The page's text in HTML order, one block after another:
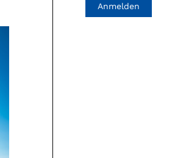
Anmelden